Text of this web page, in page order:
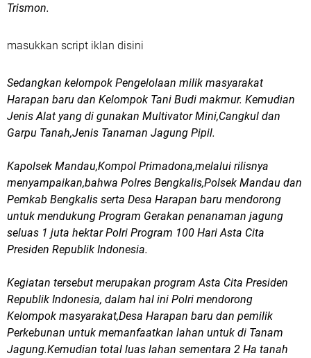
Trismon.
masukkan script iklan disini
Sedangkan kelompok Pengelolaan milik masyarakat
Harapan baru dan Kelompok Tani Budi makmur. Kemudian
Jenis Alat yang di gunakan Multivator Mini,Cangkul dan
Garpu Tanah,Jenis Tanaman Jagung Pipil.
Kapolsek Mandau,Kompol Primadona,melalui rilisnya
menyampaikan,bahwa Polres Bengkalis,Polsek Mandau dan
Pemkab Bengkalis serta Desa Harapan baru mendorong
untuk mendukung Program Gerakan penanaman jagung
seluas 1 juta hektar Polri Program 100 Hari Asta Cita
Presiden Republik Indonesia.
Kegiatan tersebut merupakan program Asta Cita Presiden
Republik Indonesia, dalam hal ini Polri mendorong
Kelompok masyarakat,Desa Harapan baru dan pemilik
Perkebunan untuk memanfaatkan lahan untuk di Tanam
Jagung.Kemudian total luas lahan sementara 2 Ha tanah